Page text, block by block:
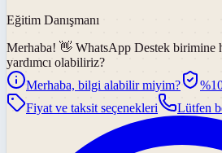
Eğitim Danışmanı
Merhaba! 👋 WhatsApp Destek birimine
yardımcı olabiliriz?
Merhaba, bilgi alabilir miyim?
Fiyat ve taksit seçenekleri
Lütfen